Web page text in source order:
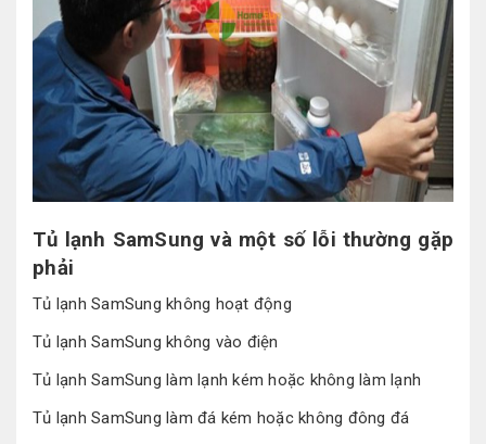
Tủ lạnh SamSung và một số lỗi thường gặp
phải
Tủ lạnh SamSung không hoạt động
Tủ lạnh SamSung không vào điện
Tủ lạnh SamSung làm lạnh kém hoặc không làm lạnh
Tủ lạnh SamSung làm đá kém hoặc không đông đá